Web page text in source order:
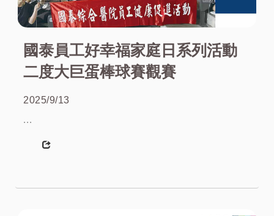
國泰員工好幸福家庭日系列活動
二度大巨蛋棒球賽觀賽
2025/9/13
...